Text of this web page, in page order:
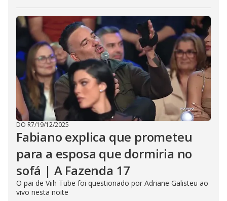
DO R7/19/12/2025
Fabiano explica que prometeu
para a esposa que dormiria no
sofá | A Fazenda 17
O pai de Viih Tube foi questionado por Adriane Galisteu ao
vivo nesta noite